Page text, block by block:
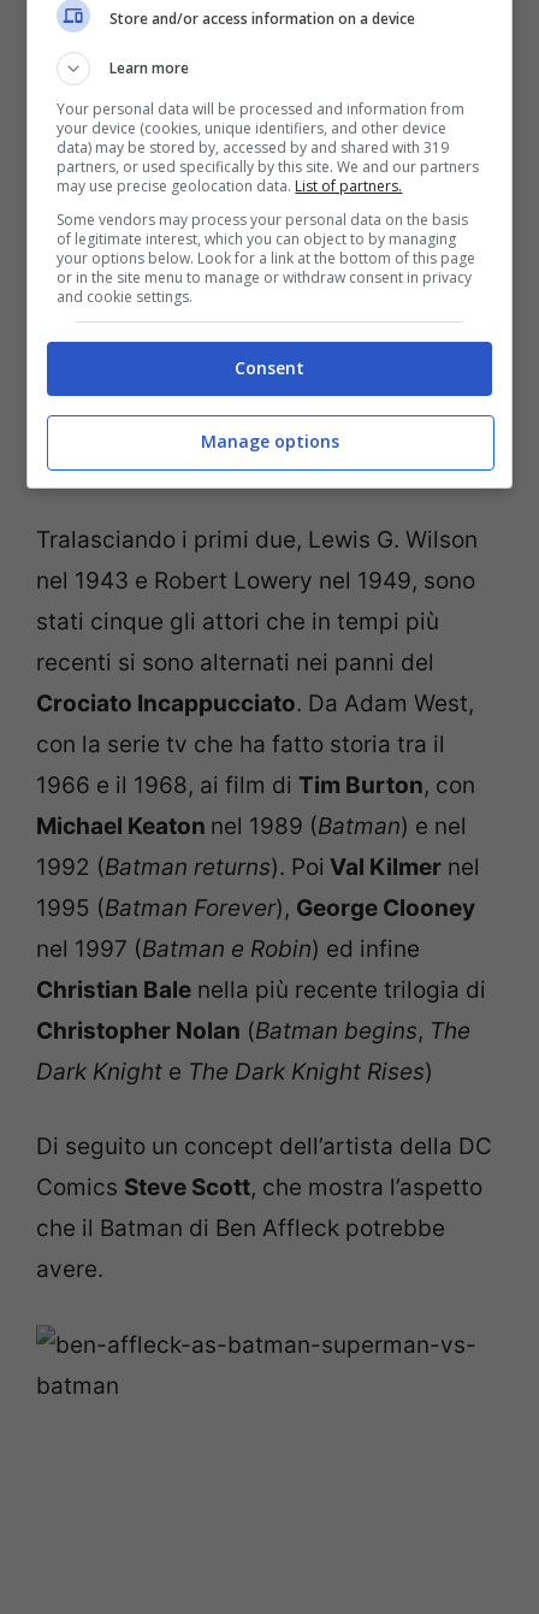
Go[/youtube]
Batman nella storia del
cinema
Tralasciando i primi due, Lewis G. Wilson
nel 1943 e Robert Lowery nel 1949, sono
stati cinque gli attori che in tempi più
recenti si sono alternati nei panni del
Crociato Incappucciato. Da Adam West,
con la serie tv che ha fatto storia tra il
1966 e il 1968, ai film di Tim Burton, con
Michael Keaton nel 1989 (Batman) e nel
1992 (Batman returns). Poi Val Kilmer nel
1995 (Batman Forever), George Clooney
nel 1997 (Batman e Robin) ed infine
Christian Bale nella più recente trilogia di
Christopher Nolan (Batman begins, The
Dark Knight e The Dark Knight Rises)
Di seguito un concept dell’artista della DC
Comics Steve Scott, che mostra l’aspetto
che il Batman di Ben Affleck potrebbe
avere.
Store and/or access information on a device
Learn more
Your personal data will be processed and information from
your device (cookies, unique identifiers, and other device
data) may be stored by, accessed by and shared with 319
partners, or used specifically by this site. We and our partners
may use precise geolocation data. List of partners.
Some vendors may process your personal data on the basis
of legitimate interest, which you can object to by managing
your options below. Look for a link at the bottom of this page
or in the site menu to manage or withdraw consent in privacy
and cookie settings.
Consent
Manage options